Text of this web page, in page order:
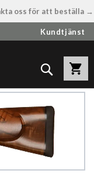
oss för att beställa →
Kundtjänst
Sök